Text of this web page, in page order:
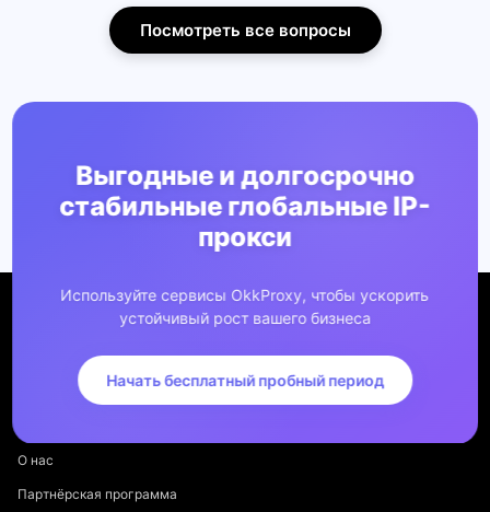
Посмотреть все вопросы
Выгодные и долгосрочно
стабильные глобальные IP-
прокси
Используйте сервисы OkkProxy, чтобы ускорить
устойчивый рост вашего бизнеса
Начать бесплатный пробный период
О нас
Партнёрская программа